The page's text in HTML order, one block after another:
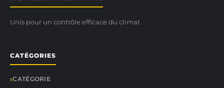
Unis pour un contrôle efficace du climat
CATÉGORIES
CATÉGORIE